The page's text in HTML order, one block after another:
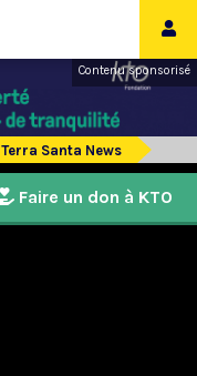
Contenu sponsorisé
Terra Santa News
Faire un don à KTO